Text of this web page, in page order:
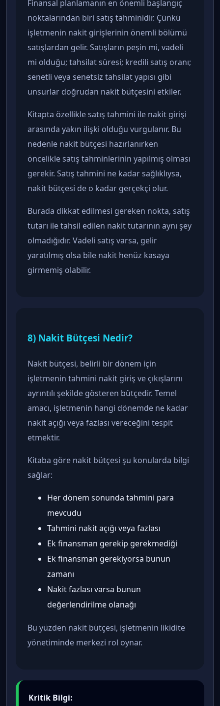
Finansal planlamanın en önemli başlangıç
noktalarından biri satış tahminidir. Çünkü
işletmenin nakit girişlerinin önemli bölümü
satışlardan gelir. Satışların peşin mi, vadeli
mi olduğu; tahsilat süresi; kredili satış oranı;
senetli veya senetsiz tahsilat yapısı gibi
unsurlar doğrudan nakit bütçesini etkiler.
Kitapta özellikle satış tahmini ile nakit girişi
arasında yakın ilişki olduğu vurgulanır. Bu
nedenle nakit bütçesi hazırlanırken
öncelikle satış tahminlerinin yapılmış olması
gerekir. Satış tahmini ne kadar sağlıklıysa,
nakit bütçesi de o kadar gerçekçi olur.
Burada dikkat edilmesi gereken nokta, satış
tutarı ile tahsil edilen nakit tutarının aynı şey
olmadığıdır. Vadeli satış varsa, gelir
yaratılmış olsa bile nakit henüz kasaya
girmemiş olabilir.
8) Nakit Bütçesi Nedir?
Nakit bütçesi, belirli bir dönem için
işletmenin tahmini nakit giriş ve çıkışlarını
ayrıntılı şekilde gösteren bütçedir. Temel
amacı, işletmenin hangi dönemde ne kadar
nakit açığı veya fazlası vereceğini tespit
etmektir.
Kitaba göre nakit bütçesi şu konularda bilgi
sağlar:
Her dönem sonunda tahmini para
mevcudu
Tahmini nakit açığı veya fazlası
Ek finansman gerekip gerekmediği
Ek finansman gerekiyorsa bunun
zamanı
Nakit fazlası varsa bunun
değerlendirilme olanağı
Bu yüzden nakit bütçesi, işletmenin likidite
yönetiminde merkezi rol oynar.
Kritik Bilgi: